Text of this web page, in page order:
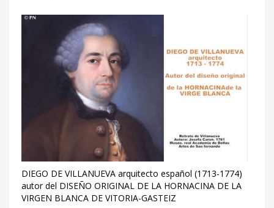
DIEGO DE VILLANUEVA arquitecto español (1713-1774)
autor del DISEÑO ORIGINAL DE LA HORNACINA DE LA
VIRGEN BLANCA DE VITORIA-GASTEIZ